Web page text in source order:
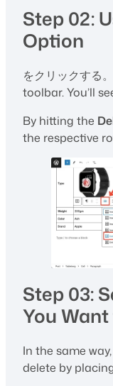
Step 02:
Option
をクリックする。
toolbar. You’ll
By hitting the
the respective
Step 03:
You
In the same
delete by